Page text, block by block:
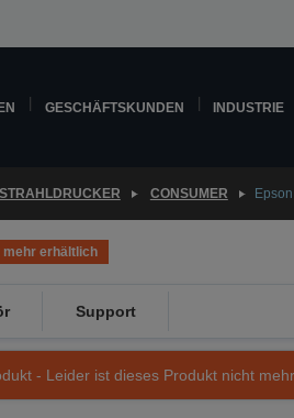
GESCHÄFTSKUNDEN INDUSTRIE
CONSUMER
mehr erhältlich
Support
- Leider ist dieses Produkt nicht